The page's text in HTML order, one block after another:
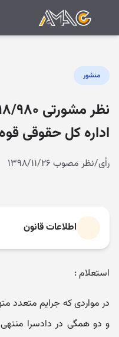
منشور
اداره کل حقوقی
رأی/نظر مصوب ۱۳۹۸/۱۱/۲۶
اطلاعات قانون
استعلام :
در مواردی که جرایم متعدد
و دو همگی در دادسرا